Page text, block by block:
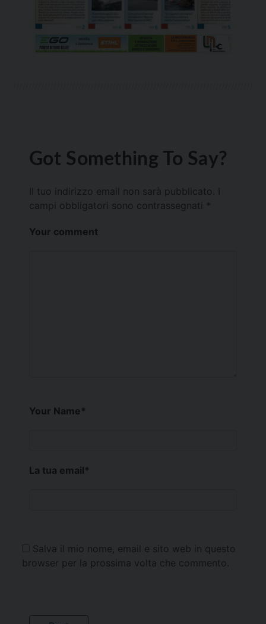
Got Something To Say?
Il tuo indirizzo email non sarà pubblicato.
campi obbligatori sono contrassegnati *
Your comment
Your Name*
La tua email*
Salva il mio nome, email e sito web in questo
browser per la prossima volta che commento.